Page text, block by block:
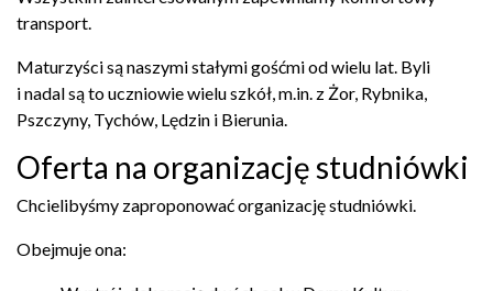
transport.
Maturzyści są naszymi stałymi gośćmi od wielu lat. Byli
i nadal są to uczniowie wielu szkół, m.in. z Żor, Ryb­nika,
Pszczyny, Tychów, Lędzin i Bierunia.
Oferta na orga­ni­za­cję studniówki
Chcielibyśmy zapro­ponować orga­ni­za­cję studniówki.
Obe­j­muje ona: